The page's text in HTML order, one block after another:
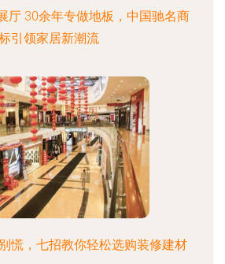
厅 30余年专做地板，中国驰名商
引领家居新潮流
慌，七招教你轻松选购装修建材